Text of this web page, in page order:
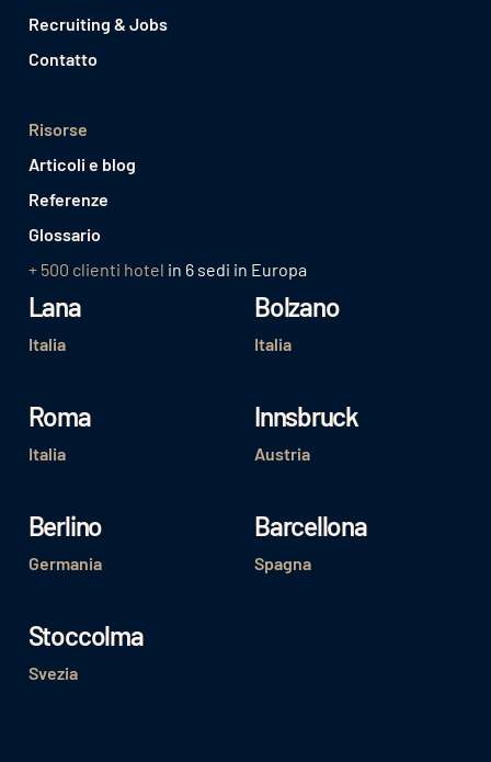
Recruiting & Jobs
Contatto
Risorse
Articoli e blog
Referenze
Glossario
+ 500 clienti hotel in 6 sedi in Europa
Lana
Italia
Bolzano
Italia
Roma
Italia
Innsbruck
Austria
Berlino
Germania
Barcellona
Spagna
Stoccolma
Svezia